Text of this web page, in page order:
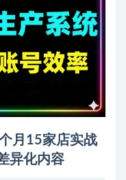
月15家店实战
异化内容